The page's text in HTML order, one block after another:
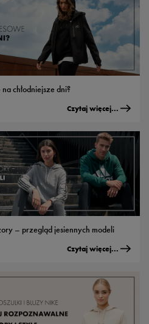
chłodniejsze dni?
Czytaj więcej...
– przegląd jesiennych modeli
Czytaj więcej...